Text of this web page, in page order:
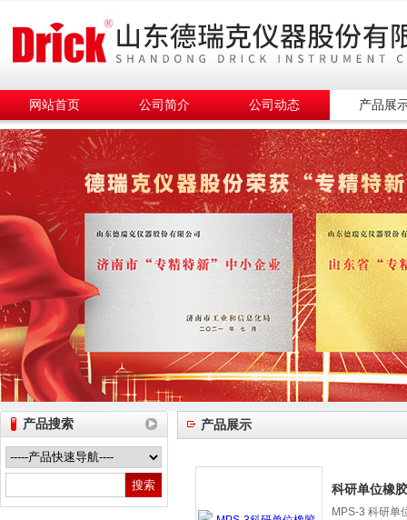
山东德瑞克仪器股份有限公司
网站首页 公司简介 公司动态 产品展
产品搜索 产品展示
科研单位橡
MPS-3 科研单